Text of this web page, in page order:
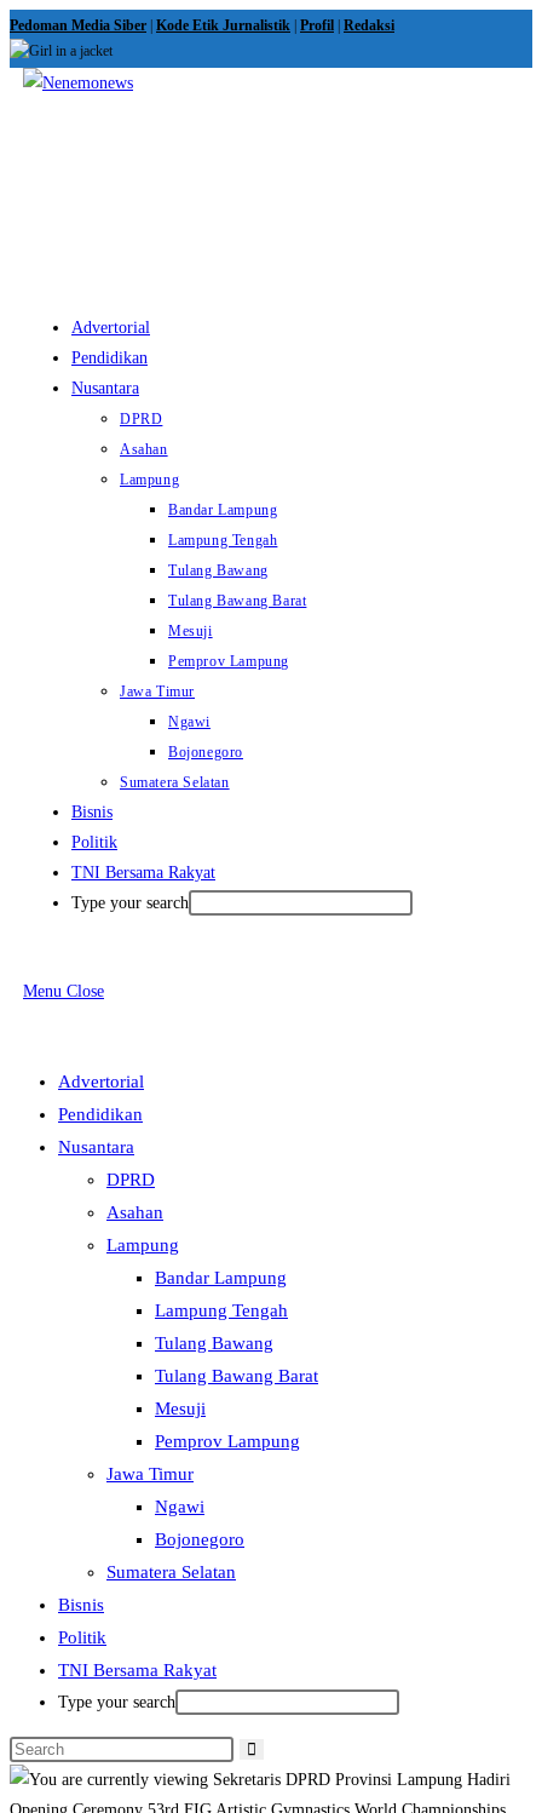
Skip
to
content
Pedoman Media Siber Kode Etik Jurnalistik Profil Redaksi
Advertorial
Pendidikan
Nusantara
DPRD
Asahan
Lampung
Bandar Lampung
Lampung Tengah
Tulang Bawang
Tulang Bawang Barat
Mesuji
Pemprov Lampung
Jawa Timur
Ngawi
Bojonegoro
Sumatera Selatan
Bisnis
Politik
TNI Bersama Rakyat
Type your search
Menu Close
Advertorial
Pendidikan
Nusantara
DPRD
Asahan
Lampung
Bandar Lampung
Lampung Tengah
Tulang Bawang
Tulang Bawang Barat
Mesuji
Pemprov Lampung
Jawa Timur
Ngawi
Bojonegoro
Sumatera Selatan
Bisnis
Politik
TNI Bersama Rakyat
Type your search